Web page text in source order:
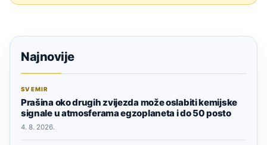
Najnovije
SVEMIR
Prašina oko drugih zvijezda može oslabiti kemijske
signale u atmosferama egzoplaneta i do 50 posto
4. 8. 2026.